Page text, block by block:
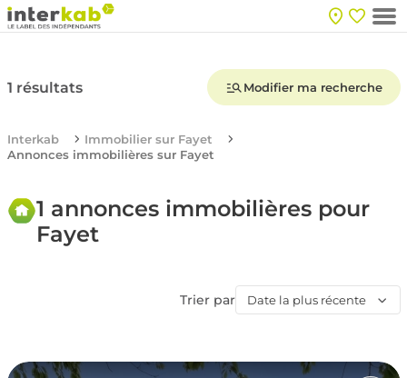
1 résultats Modifier ma recherche
Interkab
Immobilier sur Fayet
Annonces immobilières sur Fayet
1 annonces immobilières pour
Fayet
Trier par Date la plus récente